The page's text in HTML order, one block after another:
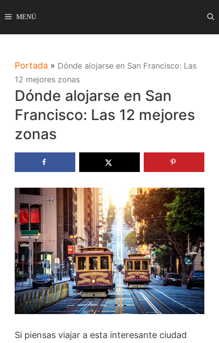
al
contenido
MENÚ
Portada » Dónde alojarse en San Francisco: Las
12 mejores zonas
Dónde alojarse en San
Francisco: Las 12 mejores
zonas
Si piensas viajar a esta interesante ciudad